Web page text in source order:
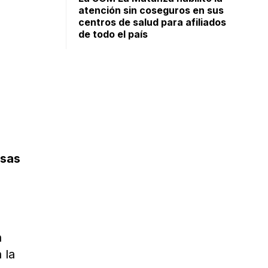
la
atención sin coseguros en sus
centros de salud para afiliados
de todo el país